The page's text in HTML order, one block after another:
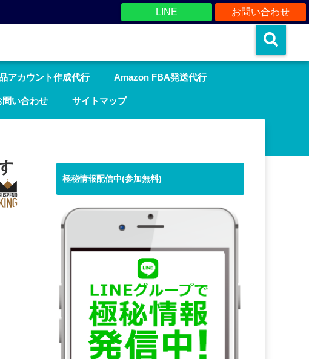
お問い合わせ
LINE
アカウント作成代行 Amazon FBA発送代行
問い合わせ サイトマップ
極秘情報配信中(参加無料)